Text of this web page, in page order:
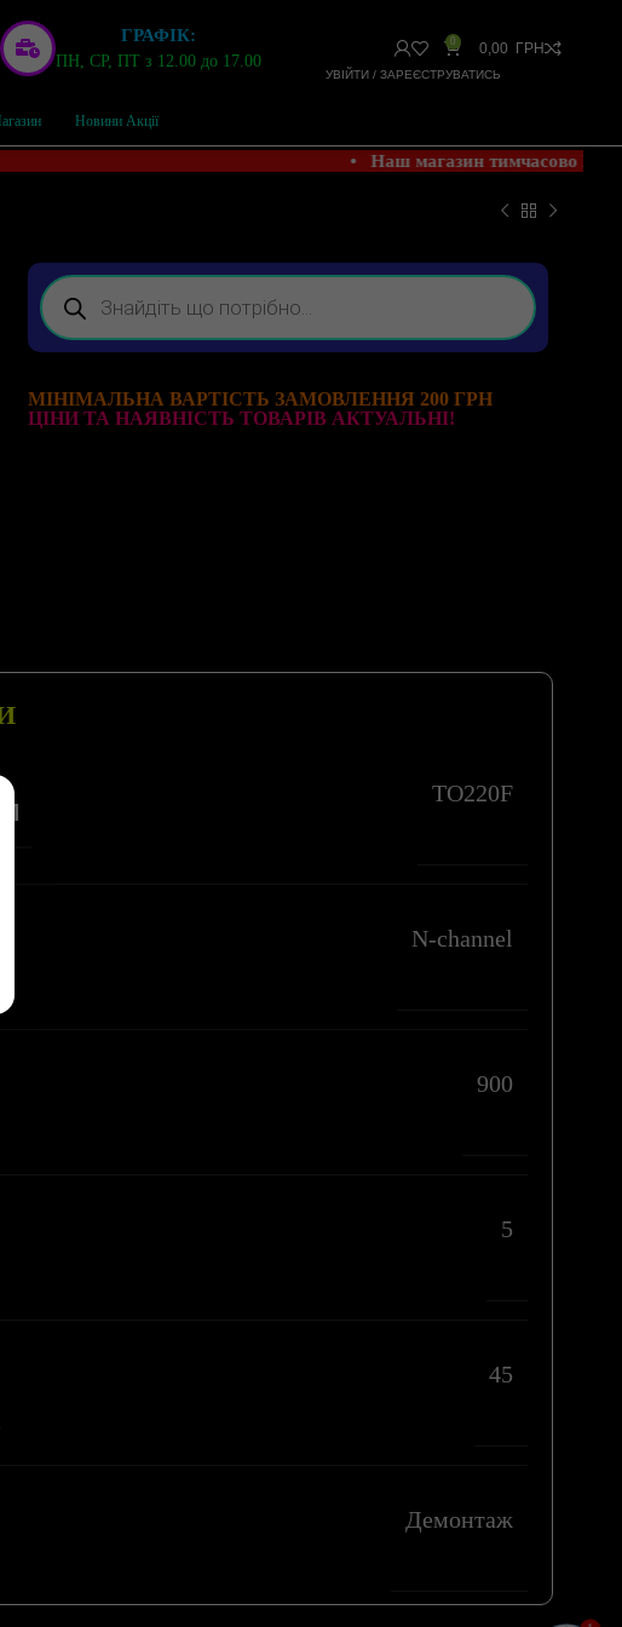
ГРАФІК:
ПН, СР, ПТ з 12.00 до 17.00
УВІЙТИ / ЗАРЕЄСТРУВАТИСЬ
0 0,00 ГРН
Новини Акції
• Наш магазин тимчасово
МІНІМАЛЬНА ВАРТІСТЬ ЗАМОВЛЕННЯ 200 ГРН
ЦІНИ ТА НАЯВНІСТЬ ТОВАРІВ АКТУАЛЬНІ!
TO220F
N-channel
900
5
45
Демонтаж